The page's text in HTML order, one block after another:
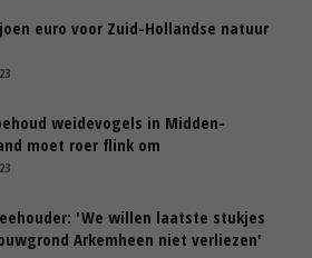
euro voor Zuid-Hollandse natuur
weidevogels in Midden-
moet roer flink om
'We willen laatste stukjes
Arkemheen niet verliezen'